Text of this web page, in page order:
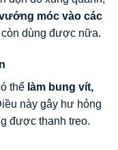
móc vào các
dùng được nữa.
thể làm bung vít,
này gây hư hỏng
được thanh treo.